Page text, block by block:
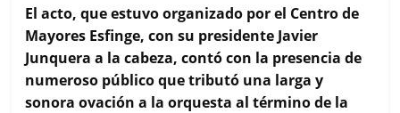
c
e
b
o
o
k
i
t
t
e
r
a
t
s
A
p
p
a
i
l
m
p
a
r
t
El acto, que estuvo organizado por el Centro de
Mayores Esfinge, con su presidente Javier
Junquera a la cabeza, contó con la presencia de
numeroso público que tributó una larga y
sonora ovación a la orquesta al término de la